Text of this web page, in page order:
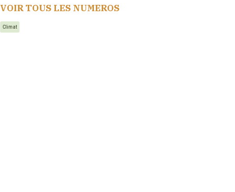
VOIR TOUS LES NUMEROS
Climat